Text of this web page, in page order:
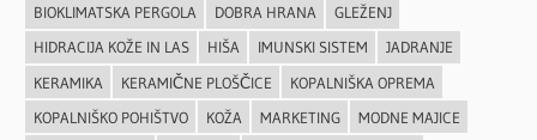
BIOKLIMATSKA PERGOLA
DOBRA HRANA
GLEŽENJ
HIDRACIJA KOŽE IN LAS
HIŠA IMUNSKI SISTEM
JADRANJE
KERAMIKA
KERAMIČNE PLOŠČICE
KOPALNIŠKA OPREMA
KOPALNIŠKO POHIŠTVO
KOŽA MARKETING
MODNE MAJICE